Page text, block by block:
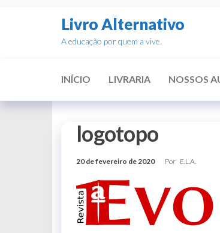
Livro Alternativo
A educação por quem a vive.
INÍCIO LIVRARIA NOSSOS
logotopo
20 de fevereiro de 2020 Por E.L.A.